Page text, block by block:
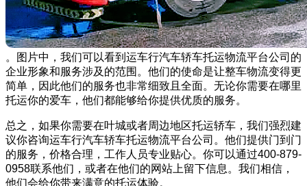
。图片中，我们可以看到运车行汽车轿车托运物流平台公司的
企业形象和服务涉及的范围。他们的使命是让整车物流变得更
简单，因此他们的服务也非常细致且全面。无论你需要在哪里
托运你的爱车，他们都能够给你提供优质的服务。
总之，如果你需要在叶城或者周边地区托运轿车，我们强烈建
议你咨询运车行汽车轿车托运物流平台公司。他们提供门到门
的服务，价格合理，工作人员专业贴心。你可以通过400-879-
0958联系他们，或者在他们的网站上留下信息。我们相信，
他们会给你带来满意的托运体验。